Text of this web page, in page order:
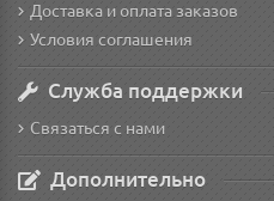
Доставка и оплата заказов
Условия соглашения
Служба поддержки
Связаться с нами
Дополнительно